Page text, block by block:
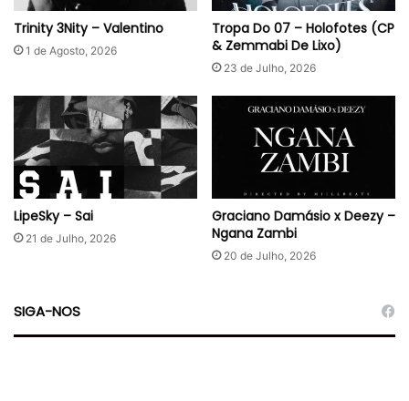
Trinity 3Nity – Valentino
1 de Agosto, 2026
Tropa Do 07 – Holofotes (CP
& Zemmabi De Lixo)
23 de Julho, 2026
LipeSky – Sai
21 de Julho, 2026
Graciano Damásio x Deezy –
Ngana Zambi
20 de Julho, 2026
SIGA-NOS